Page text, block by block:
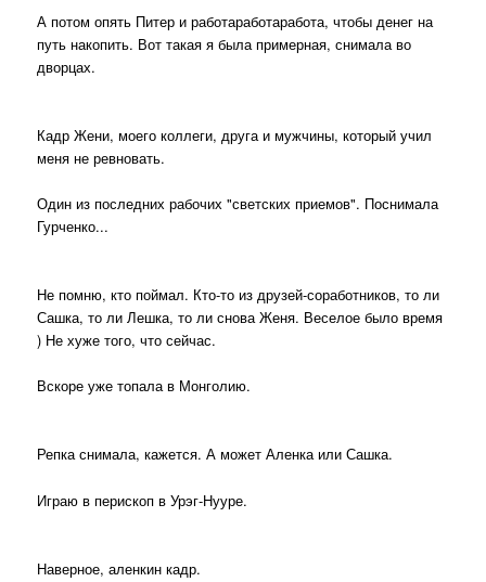
А потом опять Питер и работаработаработа, чтобы денег на
путь накопить. Вот такая я была примерная, снимала во
дворцах.
Кадр Жени, моего коллеги, друга и мужчины, который учил
меня не ревновать.
Один из последних рабочих "светских приемов". Поснимала
Гурченко...
Не помню, кто поймал. Кто-то из друзей-соработников, то ли
Сашка, то ли Лешка, то ли снова Женя. Веселое было время
) Не хуже того, что сейчас.
Вскоре уже топала в Монголию.
Репка снимала, кажется. А может Аленка или Сашка.
Играю в перископ в Урэг-Нууре.
Наверное, аленкин кадр.